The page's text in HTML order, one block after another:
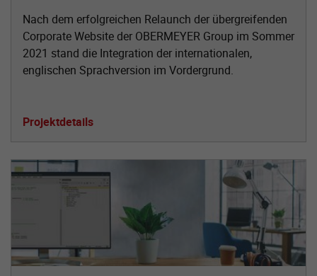
Nach dem erfolgreichen Relaunch der übergreifenden
Corporate Website der OBERMEYER Group im Sommer
2021 stand die Integration der internationalen,
englischen Sprachversion im Vordergrund.
Projektdetails